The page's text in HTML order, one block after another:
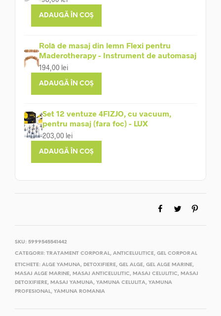
ADAUGĂ ÎN COȘ
Rolă de masaj din lemn Flexi pentru
Maderotherapy - Instrument de automasaj
194,00 lei
ADAUGĂ ÎN COȘ
Set 12 ventuze 4FIZJO, cu vacuum,
pentru masaj (fara foc) - LUX
203,00 lei
ADAUGĂ ÎN COȘ
SKU: 5999545541442
CATEGORII: TRATAMENT CORPORAL, ANTICELULITICE, GEL CORPORAL
ETICHETE: ALGE YAMUNA, DETOXIFIERE, GEL ALGE, GEL ALGE MARINE,
MASAJ ALGE MARINE, MASAJ ANTICELULITIC, MASAJ CELULITIC, MASAJ
DETOXIFIERE, MASAJ YAMUNA, YAMUNA CELULITA, YAMUNA
PROFESIONAL, YAMUNA ROMANIA